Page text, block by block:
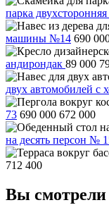
парка
машины №14 690
андирондак 89 000
двух автомобилей с
73 690 000 672 000
на десять персон №
712 400
Вы смотрели